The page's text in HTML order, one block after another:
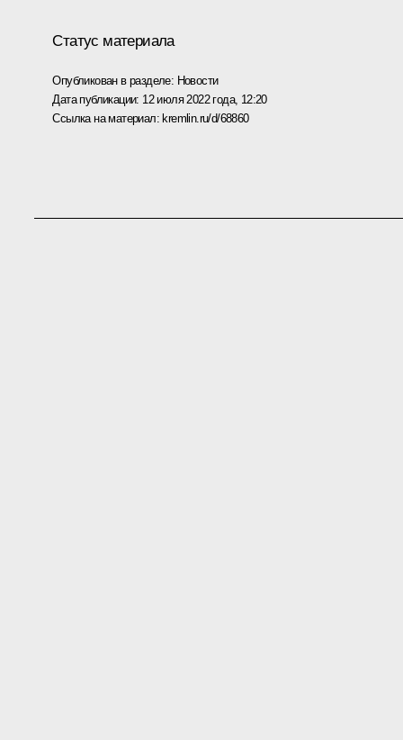
Статус материала
Опубликован в разделе: Новости
Дата публикации: 12 июля 2022 года, 12:20
Ссылка на материал: kremlin.ru/d/68860